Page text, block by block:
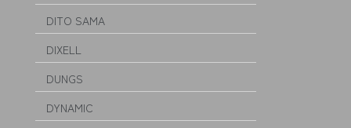
DITO SAMA
DIXELL
DUNGS
DYNAMIC